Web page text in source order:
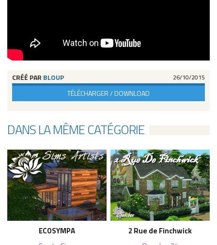
CRÉÉ PAR BLOUP 26/10/2015
TÉLÉCHARGER / DOWNLOAD
DANS LA MÊME CATÉGORIE
ECOSYMPA 2 Rue de Finchwick